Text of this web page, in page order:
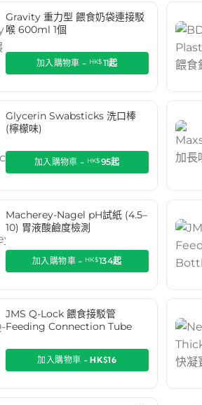
Gravity 重力型 餵食奶袋連接駁
喉 600ml 1個
加入購物車 - HK$11起
Glycerin Swabsticks 洗口棒
(檸檬味)
加入購物車 - HK$95起
Macherey-Nagel pH試紙 (4.5–
10) 胃液酸鹼度檢測
加入購物車 - HK$134起
JMS Q-Lock 餵食接駁管
Feeding Connection Tube
加入購物車 -HK$16